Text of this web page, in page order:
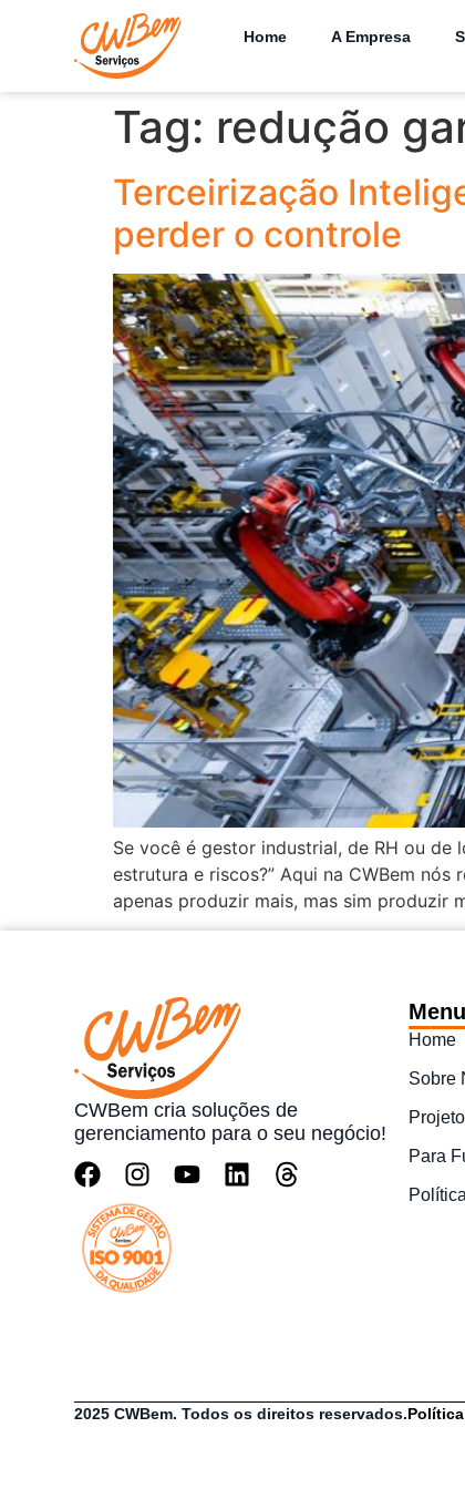
Home A Empresa
Tag: redução
Terceirização
perder o controle
Se você é gestor industrial, de RH ou
estrutura e riscos?” Aqui na CWBem
apenas produzir mais, mas sim produzir
CWBem cria soluções de
gerenciamento para o seu negócio!
Menu
Home
Sobre
Para
2025 CWBem. Todos os direitos reservados.